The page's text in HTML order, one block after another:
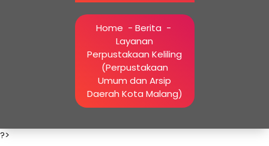
Home - Berita -
Layanan
Perpustakaan Keliling
(Perpustakaan
Umum dan Arsip
Daerah Kota Malang)
?>